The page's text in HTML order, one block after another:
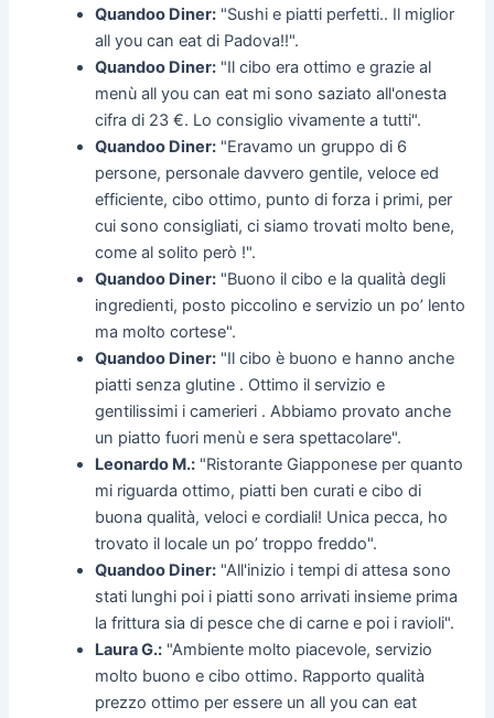
Quandoo Diner: "Sushi e piatti perfetti.. Il miglior
all you can eat di Padova!!".
Quandoo Diner: "Il cibo era ottimo e grazie al
menù all you can eat mi sono saziato all'onesta
cifra di 23 €. Lo consiglio vivamente a tutti".
Quandoo Diner: "Eravamo un gruppo di 6
persone, personale davvero gentile, veloce ed
efficiente, cibo ottimo, punto di forza i primi, per
cui sono consigliati, ci siamo trovati molto bene,
come al solito però !".
Quandoo Diner: "Buono il cibo e la qualità degli
ingredienti, posto piccolino e servizio un po’ lento
ma molto cortese".
Quandoo Diner: "Il cibo è buono e hanno anche
piatti senza glutine . Ottimo il servizio e
gentilissimi i camerieri . Abbiamo provato anche
un piatto fuori menù e sera spettacolare".
Leonardo M.: "Ristorante Giapponese per quanto
mi riguarda ottimo, piatti ben curati e cibo di
buona qualità, veloci e cordiali! Unica pecca, ho
trovato il locale un po’ troppo freddo".
Quandoo Diner: "All'inizio i tempi di attesa sono
stati lunghi poi i piatti sono arrivati insieme prima
la frittura sia di pesce che di carne e poi i ravioli".
Laura G.: "Ambiente molto piacevole, servizio
molto buono e cibo ottimo. Rapporto qualità
prezzo ottimo per essere un all you can eat